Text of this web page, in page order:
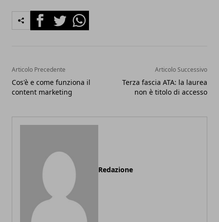
FacebookTwitterWhatsapp
Articolo Precedente
Cos'è e come funziona il
content marketing
Articolo Successivo
Terza fascia ATA: la laurea
non è titolo di accesso
Redazione